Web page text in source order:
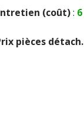
(coût): 6
pièces détach.